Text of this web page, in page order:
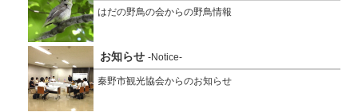
はだの野鳥の会からの野鳥情報
お知らせ -Notice-
秦野市観光協会からのお知らせ